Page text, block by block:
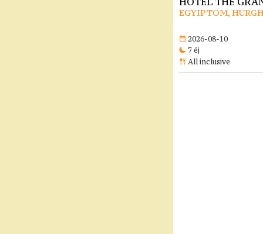
EGYIPTOM,
2026-08-10
7 éj
All inclusive